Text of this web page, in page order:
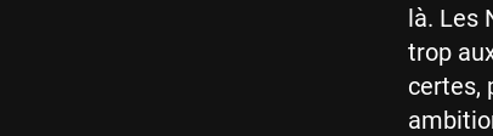
là. Les
trop
certes,